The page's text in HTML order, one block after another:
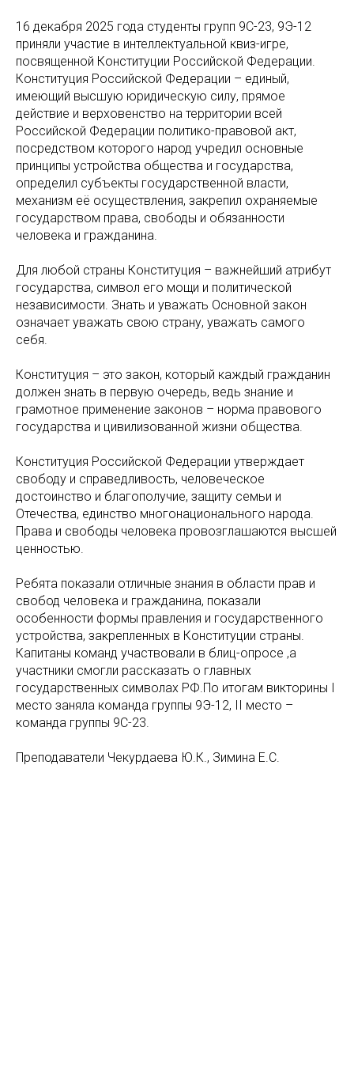
16 декабря 2025 года студенты групп 9С-23, 9Э-12
приняли участие в интеллектуальной квиз-игре,
посвященной Конституции Российской Федерации.
Конституция Российской Федерации – единый,
имеющий высшую юридическую силу, прямое
действие и верховенство на территории всей
Российской Федерации политико-правовой акт,
посредством которого народ учредил основные
принципы устройства общества и государства,
определил субъекты государственной власти,
механизм её осуществления, закрепил охраняемые
государством права, свободы и обязанности
человека и гражданина.
Для любой страны Конституция – важнейший атрибут
государства, символ его мощи и политической
независимости. Знать и уважать Основной закон
означает уважать свою страну, уважать самого
себя.
Конституция – это закон, который каждый гражданин
должен знать в первую очередь, ведь знание и
грамотное применение законов – норма правового
государства и цивилизованной жизни общества.
Конституция Российской Федерации утверждает
свободу и справедливость, человеческое
достоинство и благополучие, защиту семьи и
Отечества, единство многонационального народа.
Права и свободы человека провозглашаются высшей
ценностью.
Ребята показали отличные знания в области прав и
свобод человека и гражданина, показали
особенности формы правления и государственного
устройства, закрепленных в Конституции страны.
Капитаны команд участвовали в блиц-опросе ,а
участники смогли рассказать о главных
государственных символах РФ.По итогам викторины I
место заняла команда группы 9Э-12, II место –
команда группы 9С-23.
Преподаватели Чекурдаева Ю.К., Зимина Е.С.